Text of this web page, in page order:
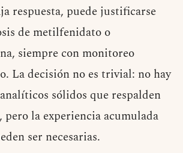
respuesta, puede justificarse
de metilfenidato o
siempre con monitoreo
La decisión no es trivial: no hay
sólidos que respalden
pero la experiencia acumulada
ser necesarias.